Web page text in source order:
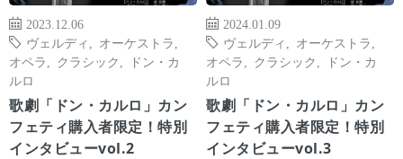
2023.12.06
ヴェルディ
オーケストラ
オペラ
クラシック
ドン・カ
ルロ
歌劇「ドン・カルロ」カン
フェティ購入者限定！特別
インタビューvol.2
2024.01.09
ヴェルディ
オーケストラ
オペラ
クラシック
ドン・カ
ルロ
歌劇「ドン・カルロ」カン
フェティ購入者限定！特別
インタビューvol.3